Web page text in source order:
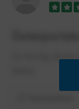
En trevlig